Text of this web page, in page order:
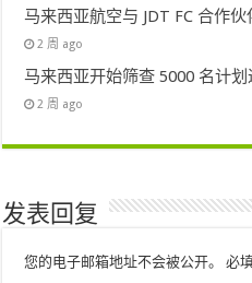
马来西亚航空与 JDT FC 合作
2 周 ago
马来西亚开始筛查 5000 名计
2 周 ago
发表回复
您的电子邮箱地址不会被公开。 必